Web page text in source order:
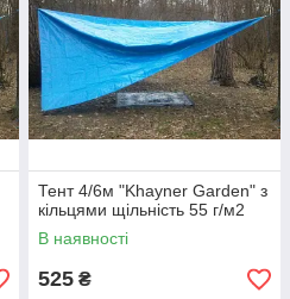
Тент 4/6м "Khayner Garden" з
кільцями щільність 55 г/м2
В наявності
525 ₴